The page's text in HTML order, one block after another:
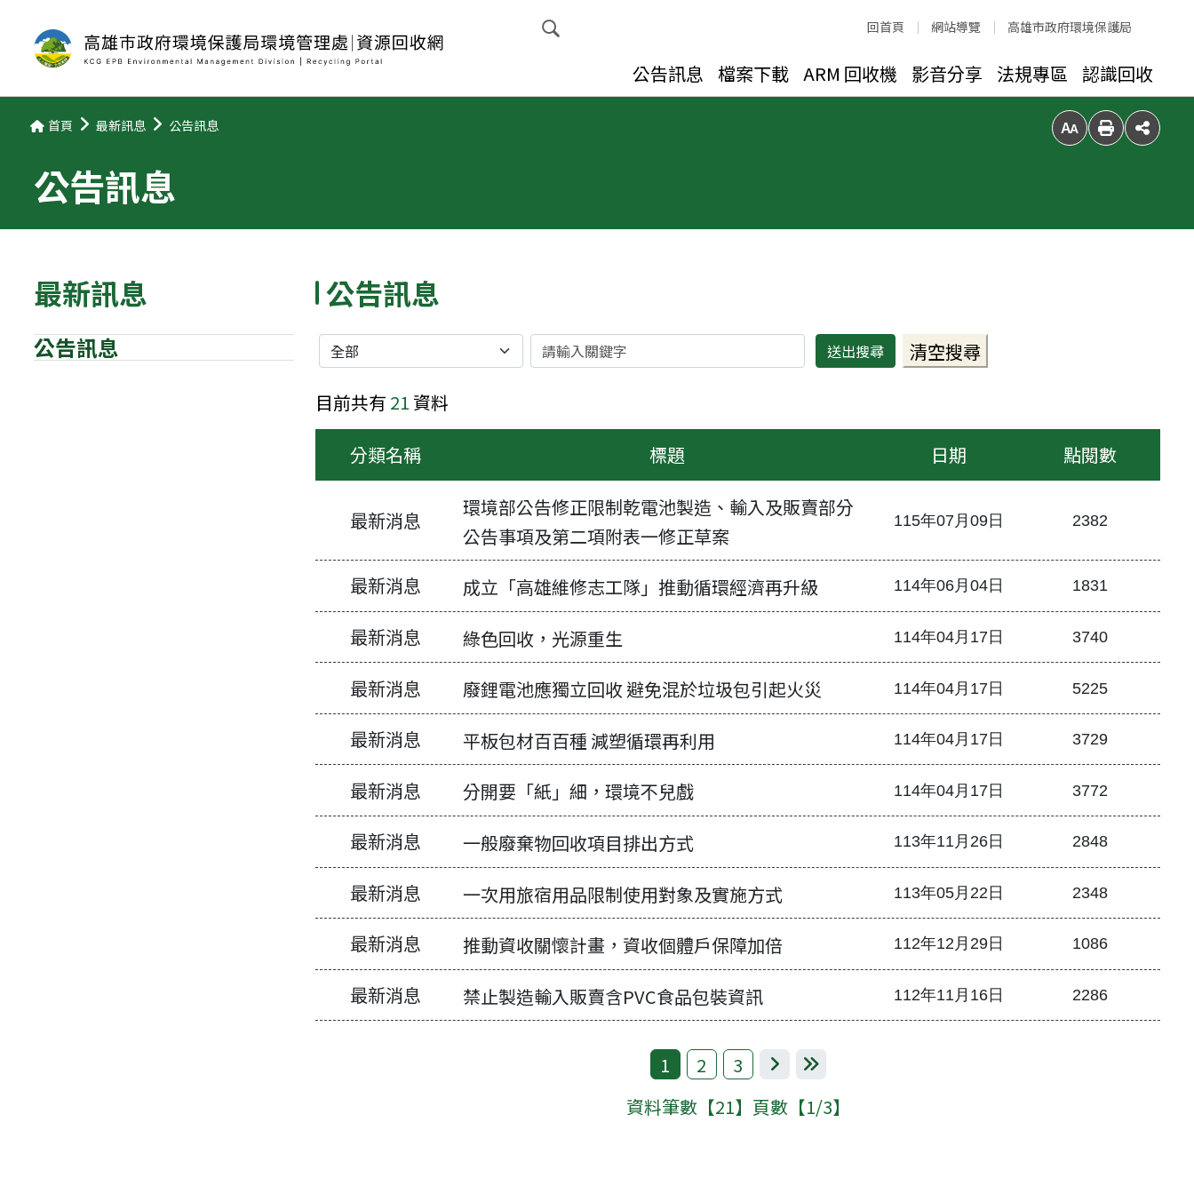
回首頁 網站導覽 高雄市政府環境保護局
展開搜尋
公告訊息 檔案下載 ARM 回收機 影音分享 法規專區 認識回收
首頁 最新訊息 公告訊息 放大字級
公告訊息
最新訊息
公告訊息
公告訊息
分類 關鍵字
目前共有 21 資料
最新消息-列表
分類名稱 標題 日期 點閱數
最新消息
環境部公告修正限制乾電池製造、輸入及販賣部分
公告事項及第二項附表一修正草案
115年07月09日 2382
最新消息 成立「高雄維修志工隊」推動循環經濟再升級 114年06月04日 1831
最新消息 綠色回收，光源重生 114年04月17日 3740
最新消息 廢鋰電池應獨立回收 避免混於垃圾包引起火災 114年04月17日 5225
最新消息 平板包材百百種 減塑循環再利用 114年04月17日 3729
最新消息 分開要「紙」細，環境不兒戲 114年04月17日 3772
最新消息 一般廢棄物回收項目排出方式 113年11月26日 2848
最新消息 一次用旅宿用品限制使用對象及實施方式 113年05月22日 2348
最新消息 推動資收關懷計畫，資收個體戶保障加倍 112年12月29日 1086
最新消息 禁止製造輸入販賣含PVC食品包裝資訊 112年11月16日 2286
1 2 3 下一頁最後一頁
資料筆數【21】頁數【1/3】